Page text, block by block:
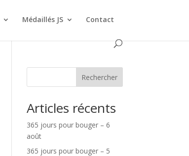
Médaillés JS Contact
Rechercher
Articles récents
365 jours pour bouger – 6
août
365 jours pour bouger – 5